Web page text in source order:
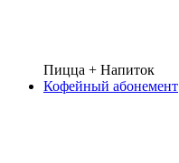
Пицца + Напиток
Кофейный абонемент